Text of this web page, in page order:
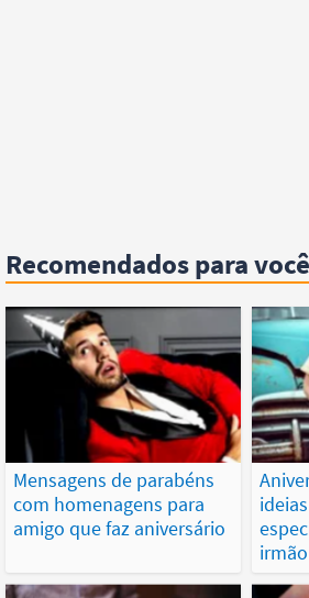
Recomendados para você
Mensagens de parabéns
com homenagens para
amigo que faz aniversário
irmão